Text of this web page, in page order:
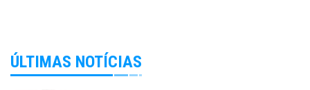
ÚLTIMAS NOTÍCIAS